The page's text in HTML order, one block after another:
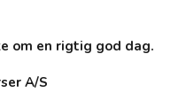
om en rigtig god dag.
A/S